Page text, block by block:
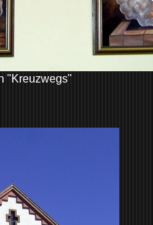
"Kreuzwegs"